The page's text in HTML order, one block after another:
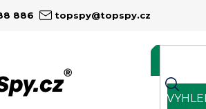
886 topspy@topspy.cz